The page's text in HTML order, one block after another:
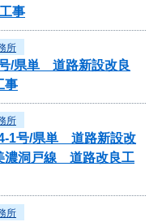
事
所
/県単 道路新設改良
事
所
1号/県単 道路新設改
濃洞戸線 道路改良工
所